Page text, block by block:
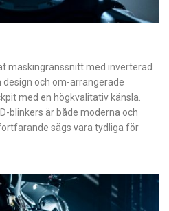
maskingränssnitt med inverterad
design och om-arrangerade
med en högkvalitativ känsla.
blinkers är både moderna och
sägs vara tydliga för